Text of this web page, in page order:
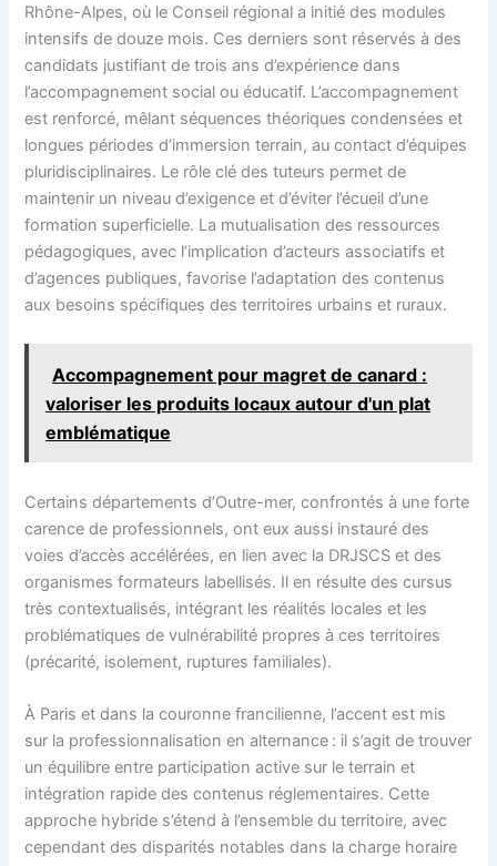
Rhône-Alpes, où le Conseil régional a initié des modules
intensifs de douze mois. Ces derniers sont réservés à des
candidats justifiant de trois ans d’expérience dans
l’accompagnement social ou éducatif. L’accompagnement
est renforcé, mêlant séquences théoriques condensées et
longues périodes d’immersion terrain, au contact d’équipes
pluridisciplinaires. Le rôle clé des tuteurs permet de
maintenir un niveau d’exigence et d’éviter l’écueil d’une
formation superficielle. La mutualisation des ressources
pédagogiques, avec l’implication d’acteurs associatifs et
d’agences publiques, favorise l’adaptation des contenus
aux besoins spécifiques des territoires urbains et ruraux.
Accompagnement pour magret de canard :
valoriser les produits locaux autour d'un plat
emblématique
Certains départements d’Outre-mer, confrontés à une forte
carence de professionnels, ont eux aussi instauré des
voies d’accès accélérées, en lien avec la DRJSCS et des
organismes formateurs labellisés. Il en résulte des cursus
très contextualisés, intégrant les réalités locales et les
problématiques de vulnérabilité propres à ces territoires
(précarité, isolement, ruptures familiales).
À Paris et dans la couronne francilienne, l’accent est mis
sur la professionnalisation en alternance : il s’agit de trouver
un équilibre entre participation active sur le terrain et
intégration rapide des contenus réglementaires. Cette
approche hybride s’étend à l’ensemble du territoire, avec
cependant des disparités notables dans la charge horaire